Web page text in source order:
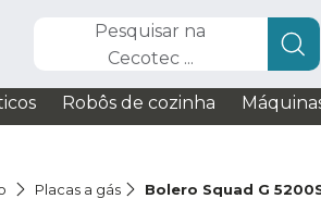
Pesquisar na
Cecotec ...
Robôs de cozinha
Placas a gás Bolero Squad G